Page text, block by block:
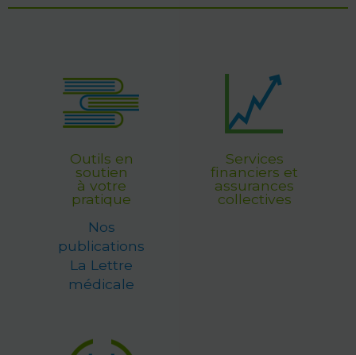
Outils en
soutien
à votre
pratique
Nos
publications
La Lettre
médicale
Services
financiers et
assurances
collectives